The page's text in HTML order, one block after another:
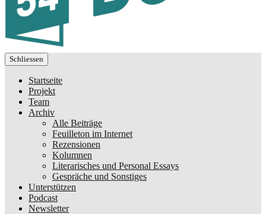
Schliessen
Startseite
Projekt
Team
Archiv
Alle Beiträge
Feuilleton im Internet
Rezensionen
Kolumnen
Literarisches und Personal Essays
Gespräche und Sonstiges
Unterstützen
Podcast
Newsletter